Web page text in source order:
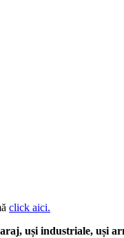
click aici.
uși industriale, uși